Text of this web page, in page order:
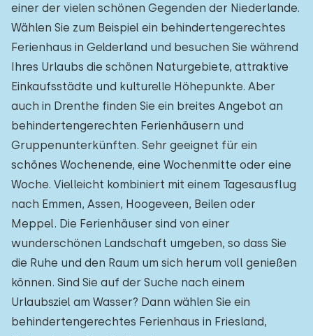
einer der vielen schönen Gegenden der Niederlande.
Wählen Sie zum Beispiel ein behindertengerechtes
Ferienhaus in Gelderland und besuchen Sie während
Ihres Urlaubs die schönen Naturgebiete, attraktive
Einkaufsstädte und kulturelle Höhepunkte. Aber
auch in Drenthe finden Sie ein breites Angebot an
behindertengerechten Ferienhäusern und
Gruppenunterkünften. Sehr geeignet für ein
schönes Wochenende, eine Wochenmitte oder eine
Woche. Vielleicht kombiniert mit einem Tagesausflug
nach Emmen, Assen, Hoogeveen, Beilen oder
Meppel. Die Ferienhäuser sind von einer
wunderschönen Landschaft umgeben, so dass Sie
die Ruhe und den Raum um sich herum voll genießen
können. Sind Sie auf der Suche nach einem
Urlaubsziel am Wasser? Dann wählen Sie ein
behindertengerechtes Ferienhaus in Friesland,